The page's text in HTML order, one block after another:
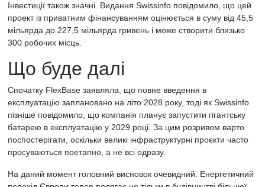
Інвестиції також значні. Видання Swissinfo повідомило, що цей
проект із приватним фінансуванням оцінюється в суму від 45,5
мільярда до 227,5 мільярда гривень і може створити близько
300 робочих місць.
Що буде далі
Спочатку FlexBase заявляла, що повне введення в
експлуатацію заплановано на літо 2028 року, тоді як Swissinfo
пізніше повідомило, що компанія планує запустити гігантську
батарею в експлуатацію у 2029 році. За цим розривом варто
поспостерігати, оскільки великі інфраструктурні проєкти часто
просуваються поетапно, а не всі одразу.
На даний момент головний висновок очевидний. Енергетичний